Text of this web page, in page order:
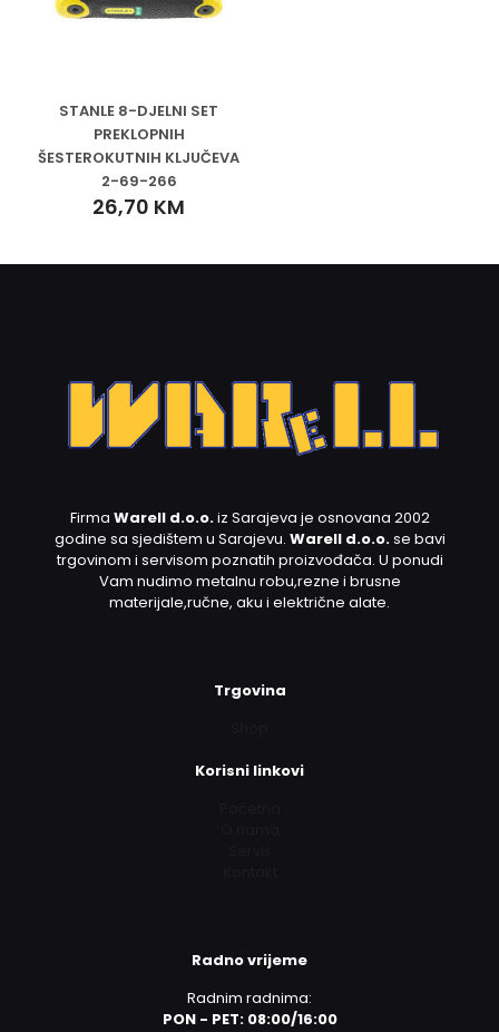
STANLE 8-DJELNI SET
PREKLOPNIH
ŠESTEROKUTNIH KLJUČEVA
2-69-266
26,70 KM
Firma Warell d.o.o.iz Sarajeva je osnovana 2002
godine sa sjedištem u Sarajevu. Warell d.o.o.se bavi
trgovinom i servisom poznatih proizvođača. U ponudi
Vam nudimo metalnu robu,rezne i brusne
materijale,ručne, aku i električne alate.
Trgovina
Korisni linkovi
Radno vrijeme
Radnim radnima:
PON - PET: 08:00/16:00